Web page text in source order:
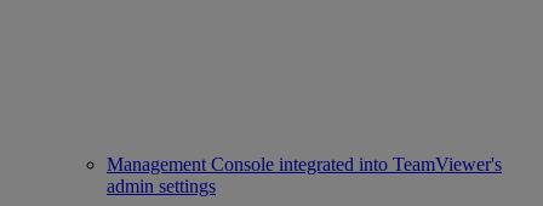
Management Console integrated into TeamViewer's
admin settings